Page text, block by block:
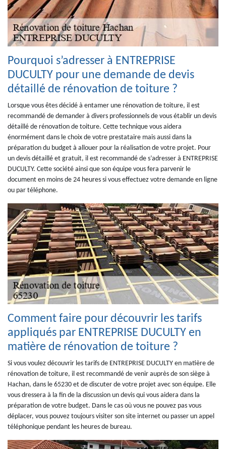
Pourquoi s’adresser à ENTREPRISE
DUCULTY pour une demande de devis
détaillé de rénovation de toiture ?
Lorsque vous êtes décidé à entamer une rénovation de toiture, il est
recommandé de demander à divers professionnels de vous établir un devis
détaillé de rénovation de toiture. Cette technique vous aidera
énormément dans le choix de votre prestataire mais aussi dans la
préparation du budget à allouer pour la réalisation de votre projet. Pour
un devis détaillé et gratuit, il est recommandé de s’adresser à ENTREPRISE
DUCULTY. Cette société ainsi que son équipe vous fera parvenir le
document en moins de 24 heures si vous effectuez votre demande en ligne
ou par téléphone.
Comment faire pour découvrir les tarifs
appliqués par ENTREPRISE DUCULTY en
matière de rénovation de toiture ?
Si vous voulez découvrir les tarifs de ENTREPRISE DUCULTY en matière de
rénovation de toiture, il est recommandé de venir auprès de son siège à
Hachan, dans le 65230 et de discuter de votre projet avec son équipe. Elle
vous dressera à la fin de la discussion un devis qui vous aidera dans la
préparation de votre budget. Dans le cas où vous ne pouvez pas vous
déplacer, vous pouvez toujours visiter son site internet ou passer un appel
téléphonique pendant les heures de bureau.